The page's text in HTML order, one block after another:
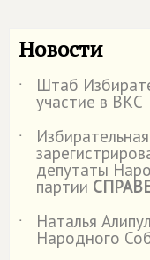
Новости
˙ Штаб
участие в ВКС
˙
депутаты
партии
˙
Наталья
Народного